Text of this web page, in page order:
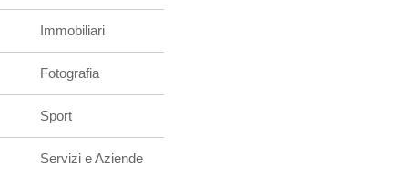
Immobiliari
Fotografia
Sport
Servizi e Aziende